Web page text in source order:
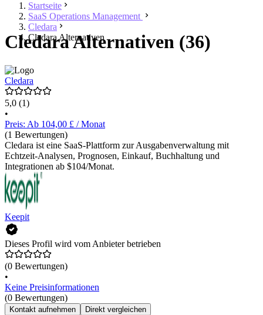
Startseite
SaaS Operations Management
Cledara
Cledara Alternativen
Cledara Alternativen (36)
Cledara
5,0 (1)
•
Preis: Ab 104,00 £ / Monat
(1 Bewertungen)
Cledara ist eine SaaS-Plattform zur Ausgabenverwaltung mit
Echtzeit-Analysen, Prognosen, Einkauf, Buchhaltung und
Integrationen ab $104/Monat.
Keepit
Dieses Profil wird vom Anbieter betrieben
(0 Bewertungen)
•
Keine Preisinformationen
(0 Bewertungen)
Kontakt aufnehmen Direkt vergleichen